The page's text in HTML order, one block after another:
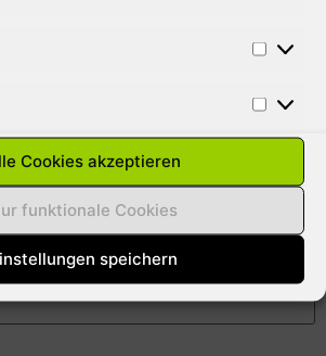
Cookies akzeptieren
funktionale Cookies
speichern